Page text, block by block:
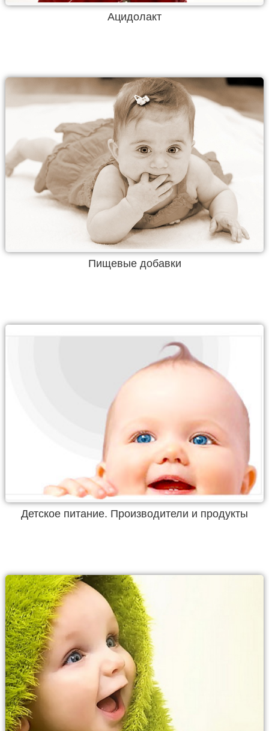
Ацидолакт
Пищевые добавки
Детское питание. Производители и продукты